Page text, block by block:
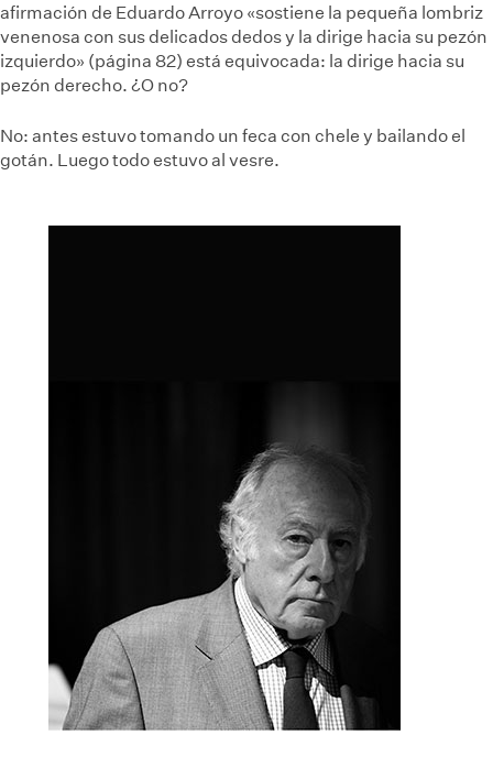
afirmación de Eduardo Arroyo «sostiene la pequeña lombriz
venenosa con sus delicados dedos y la dirige hacia su pezón
izquierdo» (página 82) está equivocada: la dirige hacia su
pezón derecho. ¿O no?
No: antes estuvo tomando un feca con chele y bailando el
gotán. Luego todo estuvo al vesre.